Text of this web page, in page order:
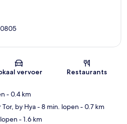
Kaart
vervoer Restaurants
- 0.4 km
by Hya- 8 min. lopen- 0.7 km
- 1.6 km